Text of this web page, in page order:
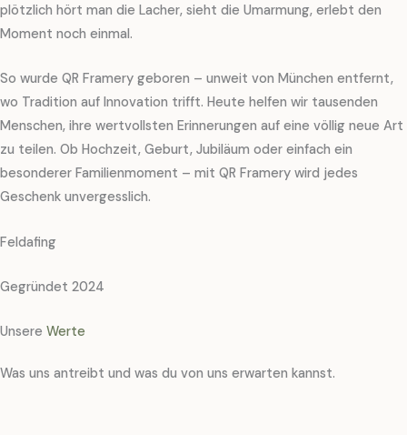
plötzlich hört man die Lacher, sieht die Umarmung, erlebt den
Moment noch einmal.
So wurde QR Framery geboren – unweit von München entfernt,
wo Tradition auf Innovation trifft. Heute helfen wir tausenden
Menschen, ihre wertvollsten Erinnerungen auf eine völlig neue Art
zu teilen. Ob Hochzeit, Geburt, Jubiläum oder einfach ein
besonderer Familienmoment – mit QR Framery wird jedes
Geschenk unvergesslich.
Feldafing
Gegründet 2024
Unsere Werte
Was uns antreibt und was du von uns erwarten kannst.